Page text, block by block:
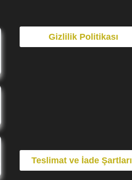
Gizlilik Politikası
Teslimat ve İade Şartları